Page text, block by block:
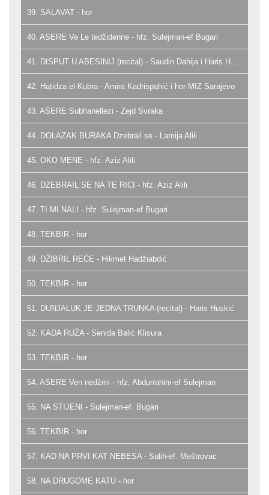
39. SALAVAT - hor
40. ASERE Ve Le tedžidenne - hfz. Sulejman-ef Bugari
42. Hatidza el-Kubra - Amira Kadrispahić i hor MIZ Sarajevo
43. AŠERE Subhanellezi - Zejd Svraka
44. DOLAZAK BURAKA Dzebrail se - Lamija Alili
45. OKO MENE - hfz. Aziz Alili
46. DZEBRAIL SE NA TE RICI - hfz. Aziz Alili
47. TI MI NALI - hfz. Sulejman-ef Bugari
48. TEKBIR - hor
49. DŽIBRIL REČE - Hikmet Hadžiabdić
50. TEKBIR - hor
51. DUNJALUK JE JEDNA TRUNKA (recital) - Haris Huskić
52. KADA RUŽA - Senida Balić Klisura
53. TEKBIR - hor
54. AŠERE Ven nedžmi - hfz. Abdurrahim-ef Sulejman
55. NA STIJENI - Sulejman-ef. Bugari
56. TEKBIR - hor
57. KAD NA PRVI KAT NEBESA - Salih-ef. Meštrovac
58. NA DRUGOME KATU - hor